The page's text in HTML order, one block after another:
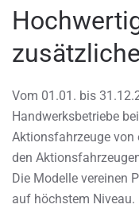
Vom 01.01. bis
Handwerksbetriebe
Aktionsfahrzeuge von
den
Die Modelle vereinen
auf höchstem Niveau.